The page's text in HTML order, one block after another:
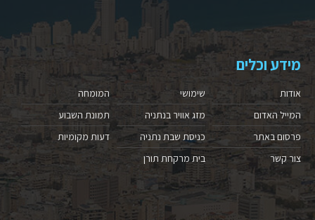
מידע וכלים
אודות
המייל האדום
פרסום באתר
צור קשר
שימושי
מזג אוויר בנתניה
כניסת שבת נתניה
בית מרקחת תורן
המומחה
תמונת השבוע
דעות מקומיות